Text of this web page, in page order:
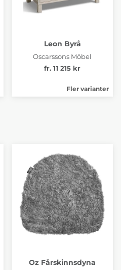
Leon Byrå
Oscarssons Möbel
fr. 11 215 kr
Fler varianter
Oz Fårskinnsdyna